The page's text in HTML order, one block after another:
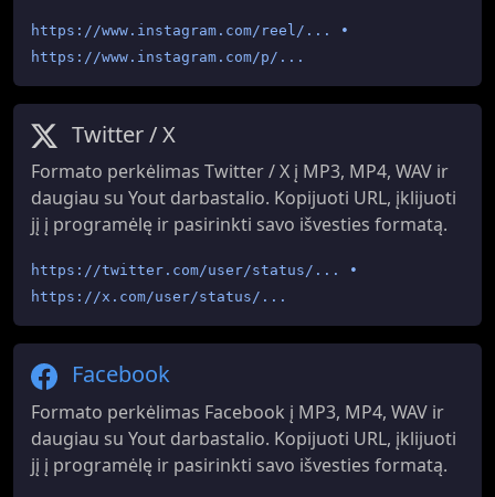
https://www.instagram.com/reel/... •
https://www.instagram.com/p/...
Twitter / X
Formato perkėlimas Twitter / X į MP3, MP4, WAV ir
daugiau su Yout darbastalio. Kopijuoti URL, įklijuoti
jį į programėlę ir pasirinkti savo išvesties formatą.
https://twitter.com/user/status/... •
https://x.com/user/status/...
Facebook
Formato perkėlimas Facebook į MP3, MP4, WAV ir
daugiau su Yout darbastalio. Kopijuoti URL, įklijuoti
jį į programėlę ir pasirinkti savo išvesties formatą.